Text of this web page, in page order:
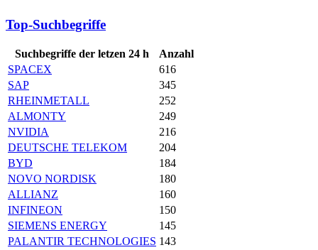
Top-Suchbegriffe
Suchbegriffe der letzen 24 h
Anzahl
SPACEX
616
SAP
345
RHEINMETALL
252
ALMONTY
249
NVIDIA
216
DEUTSCHE TELEKOM
204
BYD
184
NOVO NORDISK
180
ALLIANZ
160
INFINEON
150
SIEMENS ENERGY
145
PALANTIR TECHNOLOGIES 143